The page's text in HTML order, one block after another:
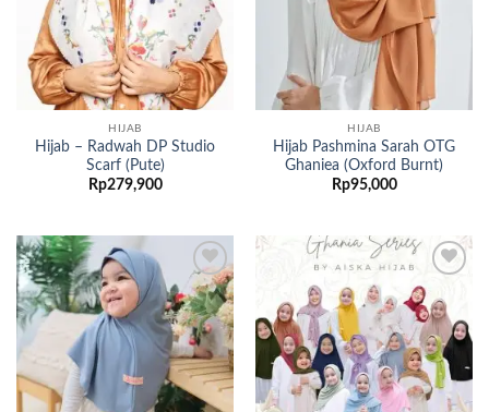
HIJAB
Hijab – Radwah DP Studio
Scarf (Pute)
Rp279,900
HIJAB
Hijab Pashmina Sarah OTG
Ghaniea (Oxford Burnt)
Rp95,000
Add to
wishlist
Add to
wishlist